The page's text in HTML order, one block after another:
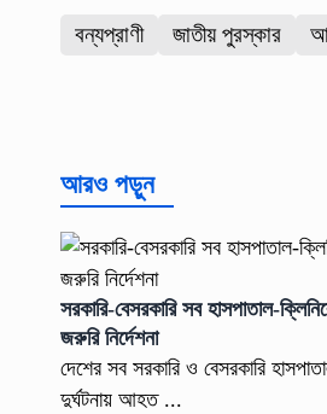
বন্যপ্রাণী জাতীয় পুরস্কার
আরও পড়ুন
সরকারি-বেসরকারি সব হাসপাতাল-
জরুরি নির্দেশনা
দেশের সব সরকারি ও বেসরকারি
দুর্ঘটনায় আহত ...